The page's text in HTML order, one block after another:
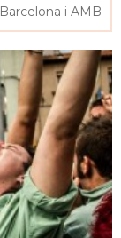
Barcelona i AMB